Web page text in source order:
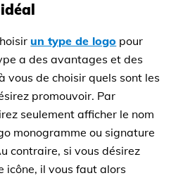
un type de logo pour
a des avantages et des
vous de choisir quels sont les
promouvoir. Par
seulement afficher le nom
monogramme ou signature
contraire, si vous désirez
icône, il vous faut alors